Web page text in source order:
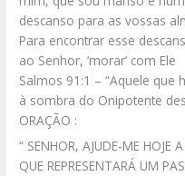
descanso para as vossas
Para encontrar esse
ao Senhor, ‘morar’ com Ele
Salmos 91:1 – “Aquele
à sombra do Onipotente
ORAÇÃO :
“ SENHOR, AJUDE-ME HOJE
QUE REPRESENTARÁ UM